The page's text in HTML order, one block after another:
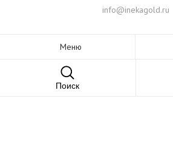
info@inekagold.ru
Меню
Поиск